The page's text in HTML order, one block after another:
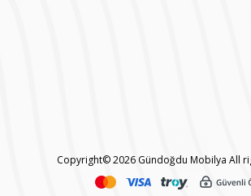
Copyright© 2026 Gündoğdu Mobilya All